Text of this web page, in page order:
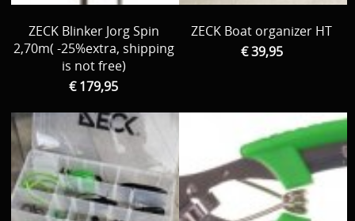
ZECK Blinker Jorg Spin
2,70m( -25%extra, shipping
is not free)
€ 179,95
ZECK Boat organizer HT
€ 39,95